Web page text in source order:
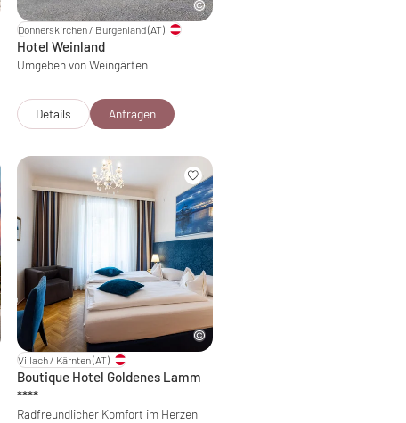
Donnerskirchen / Burgenland(AT)
Hotel Weinland
Umgeben von Weingärten
Details Anfragen
Villach / Kärnten(AT)
Boutique Hotel Goldenes Lamm
****
Radfreundlicher Komfort im Herzen